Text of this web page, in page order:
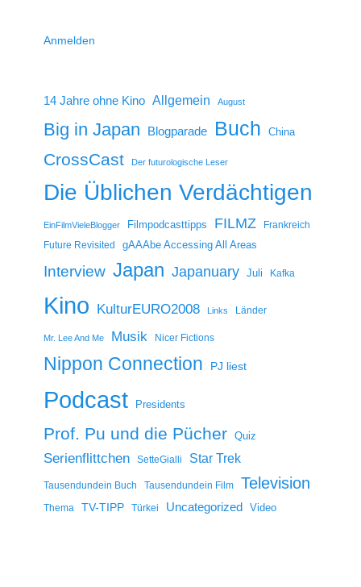
Anmelden
14 Jahre ohne Kino Allgemein August
Big in Japan Blogparade Buch China
CrossCast Der futurologische Leser
Die Üblichen Verdächtigen
EinFilmVieleBlogger Filmpodcasttipps FILMZ
Frankreich
Future Revisited
gAAAbe Accessing All Areas
Interview Japan Japanuary Juli Kafka
Kino KulturEURO2008 Links Länder
Mr. Lee And Me Musik Nicer Fictions
Nippon Connection PJ liest
Podcast Presidents
Prof. Pu und die Pücher Quiz
Serienflittchen SetteGialli Star Trek
Tausendundein Buch Tausendundein Film Television
Thema TV-TIPP Türkei Uncategorized Video